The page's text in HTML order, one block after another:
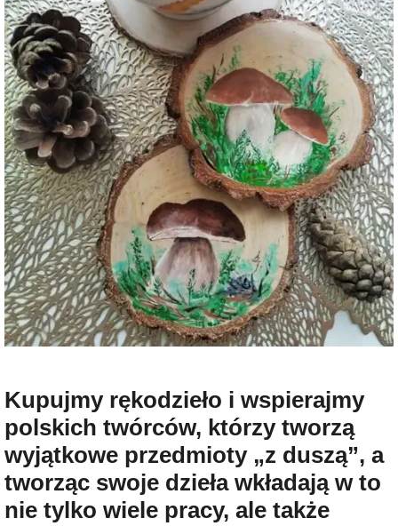
Kupujmy rękodzieło i wspierajmy
polskich twórców, którzy tworzą
wyjątkowe przedmioty „z duszą”, a
tworząc swoje dzieła wkładają w to
nie tylko wiele pracy, ale także